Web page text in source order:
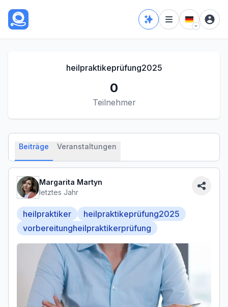
heilpraktikeprüfung2025
0
Teilnehmer
Beiträge Veranstaltungen
Margarita Martyn
letztes Jahr
heilpraktiker
heilpraktikeprüfung2025
vorbereitungheilpraktikerprüfung